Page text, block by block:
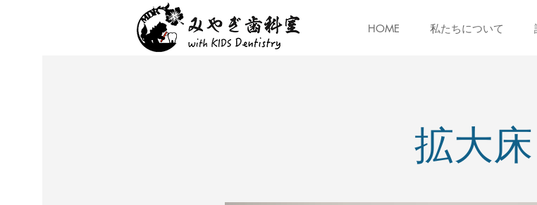
HOME 私たちについて
拡大床